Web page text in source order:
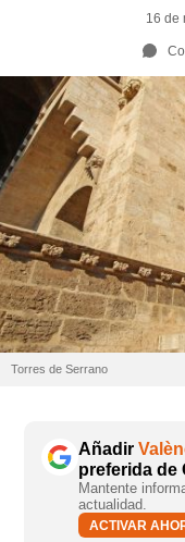
16 de
Torres de Serrano
Añadir
preferida de
Mantente
actualidad.
ACTIVAR